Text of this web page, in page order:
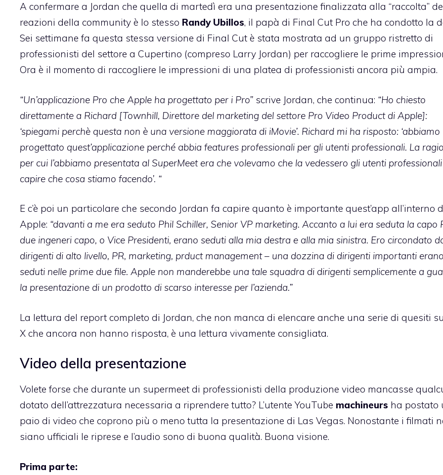
A confermare a Jordan che quella di martedì era una presentazione finalizzata alla “raccolta”
reazioni della community è lo stesso Randy Ubillos, il papà di Final Cut Pro che ha condotto la
Sei settimane fa questa stessa versione di Final Cut è stata mostrata ad un gruppo ristretto di
professionisti del settore a Cupertino (compreso Larry Jordan) per raccogliere le prime
Ora è il momento di raccogliere le impressioni di una platea di professionisti ancora più ampia.
“Un’applicazione Pro che Apple ha progettato per i Pro” scrive Jordan, che continua: “Ho chiesto
direttamente a Richard [Townhill, Direttore del marketing del settore Pro Video Product di Apple]:
‘spiegami perchè questa non è una versione maggiorata di iMovie’. Richard mi ha risposto: ‘abbiamo
progettato quest’applicazione perché abbia features professionali per gli utenti professionali. La
per cui l’abbiamo presentata al SuperMeet era che volevamo che la vedessero gli utenti
capire che cosa stiamo facendo’. “
E c’è poi un particolare che secondo Jordan fa capire quanto è importante quest’app all’interno
Apple: “davanti a me era seduto Phil Schiller, Senior VP marketing. Accanto a lui era seduta la capo
due ingeneri capo, o Vice Presidenti, erano seduti alla mia destra e alla mia sinistra. Ero circondato
dirigenti di alto livello, PR, marketing, prduct management – una dozzina di dirigenti importanti erano
seduti nelle prime due file. Apple non manderebbe una tale squadra di dirigenti semplicemente a
la presentazione di un prodotto di scarso interesse per l’azienda.”
La lettura del report completo di Jordan, che non manca di elencare anche una serie di quesiti
X che ancora non hanno risposta, è una lettura vivamente consigliata.
Video della presentazione
Volete forse che durante un supermeet di professionisti della produzione video mancasse
dotato dell’attrezzatura necessaria a riprendere tutto? L’utente YouTube machineurs ha postato
paio di video che coprono più o meno tutta la presentazione di Las Vegas. Nonostante i filmati
siano ufficiali le riprese e l’audio sono di buona qualità. Buona visione.
Prima parte: